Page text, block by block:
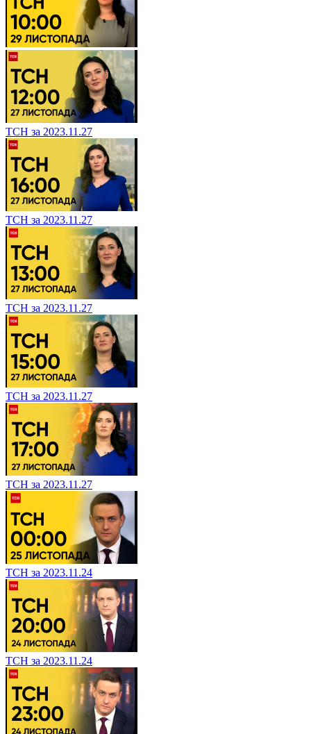
ТСН за 2023.11.27
ТСН за 2023.11.27
ТСН за 2023.11.27
ТСН за 2023.11.27
ТСН за 2023.11.27
ТСН за 2023.11.24
ТСН за 2023.11.24